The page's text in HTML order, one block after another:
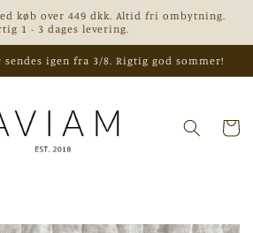
køb over 449 dkk. Altid fri ombytning.
1 - 3 dages levering.
sendes igen fra 3/8. Rigtig god sommer!